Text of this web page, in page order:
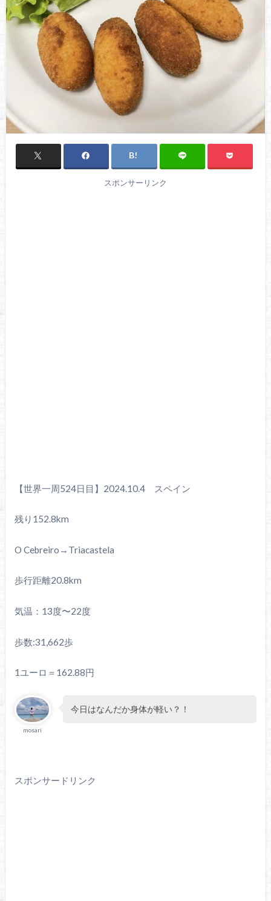
スポンサーリンク
【世界一周524日目】2024.10.4 スペイン
残り152.8km
O Cebreiro→Triacastela
歩行距離20.8km
気温：13度〜22度
歩数:31,662歩
1ユーロ＝162.88円
mosari
今日はなんだか身体が軽い？！
スポンサードリンク